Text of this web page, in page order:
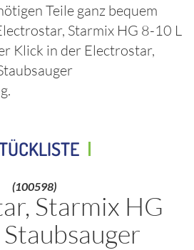
Teile ganz bequem
Starmix HG 8-10 L
Klick in der Electrostar,
(100598)
Starmix HG